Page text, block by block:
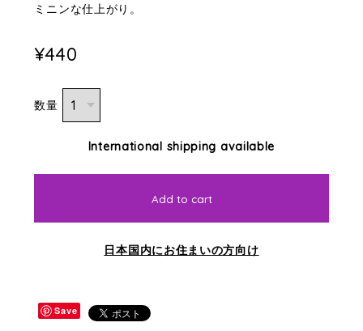
ミニンな仕上がり。
¥440
数量
International shipping available
Add to cart
日本国内にお住まいの方向け
Save